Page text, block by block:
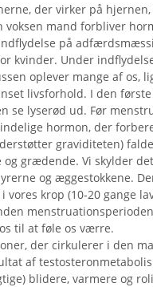
der virker på
voksen mand forbliver
på
kvinder. Under
oplever mange af os,
livsforhold. I den
se lyserød ud. Før
hormon, der
graviditeten)
og grædende. Vi skylder
og æggestokkene.
vores krop (10-20 gange
til at føle os værre.
der cirkulerer i den
af
blidere, varmere og